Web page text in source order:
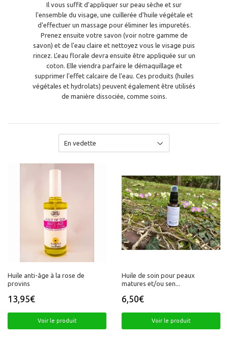
Il vous suffit d'appliquer sur peau sèche et sur
l'ensemble du visage, une cuillerée d'huile végétale et
d'effectuer un massage pour éliminer les impuretés.
Prenez ensuite votre savon (voir notre gamme de
savon) et de l'eau claire et nettoyez vous le visage puis
rincez. L'eau florale devra ensuite être appliquée sur un
coton. Elle viendra parfaire le démaquillage et
supprimer l'effet calcaire de l'eau. Ces produits (huiles
végétales et hydrolats) peuvent également être utilisés
de manière dissociée, comme soins.
Huile anti-âge à la rose de
provins
Prix
13,95€
Voir le produit
Huile de soin pour peaux
matures et/ou sen...
Prix
6,50€
Voir le produit